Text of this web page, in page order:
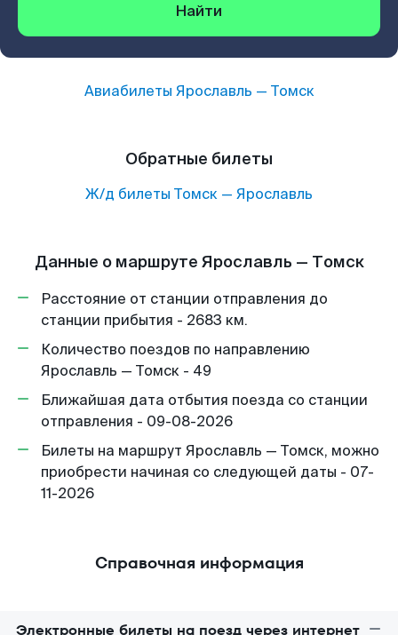
Найти
Авиабилеты Ярославль — Томск
Обратные билеты
Ж/д билеты Томск — Ярославль
Данные о маршруте Ярославль — Томск
Расстояние от станции отправления до
станции прибытия - 2683 км.
Количество поездов по направлению
Ярославль — Томск - 49
Ближайшая дата отбытия поезда со станции
отправления - 09-08-2026
Билеты на маршрут Ярославль — Томск, можно
приобрести начиная со следующей даты - 07-
11-2026
Справочная информация
Электронные билеты на поезд через интернет